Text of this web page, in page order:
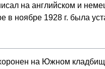
на английском и
в ноябре 1928 г. была
на Южном